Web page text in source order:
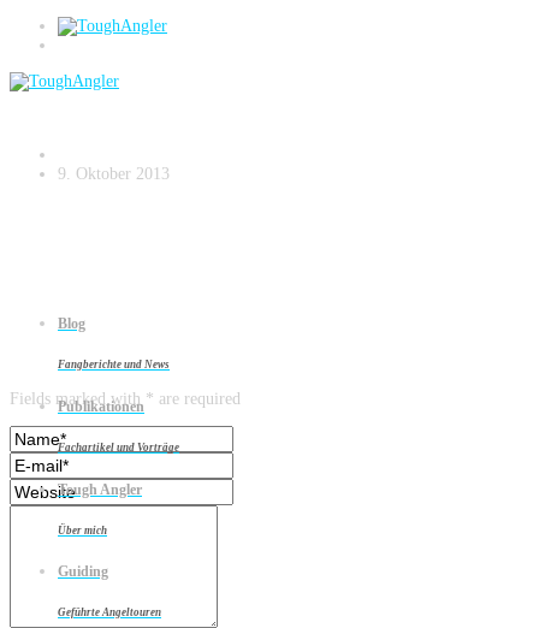
Blog
Fangberichte und News
Publikationen
Fachartikel und Vorträge
Tough Angler
Über mich
Guiding
Geführte Angeltouren
Donauhuchen
9. Oktober 2013
Leave a reply
Fields marked with * are required